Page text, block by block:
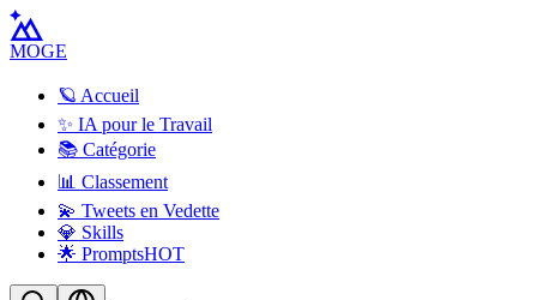
MOGE
🪐 Accueil
✨ IA pour le Travail
📚 Catégorie
📊 Classement
💫 Tweets en Vedette
💎 Skills
🌟 PromptsHOT